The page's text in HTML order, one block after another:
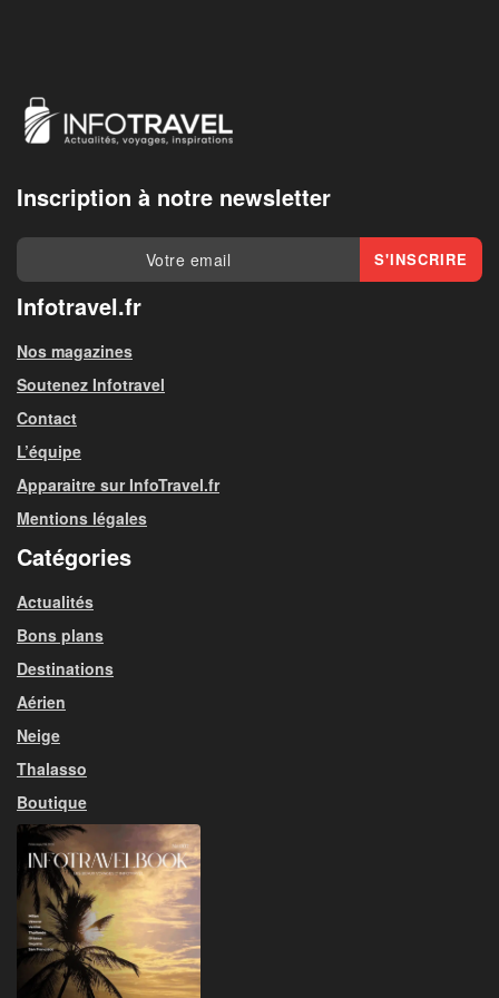
Inscription à notre newsletter
Infotravel.fr
Nos magazines
Soutenez Infotravel
Contact
L’équipe
Apparaitre sur InfoTravel.fr
Mentions légales
Catégories
Actualités
Bons plans
Destinations
Aérien
Neige
Thalasso
Boutique